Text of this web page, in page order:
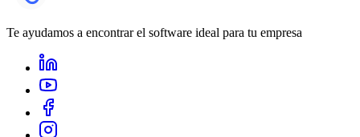
Te ayudamos a encontrar el software ideal para tu empresa